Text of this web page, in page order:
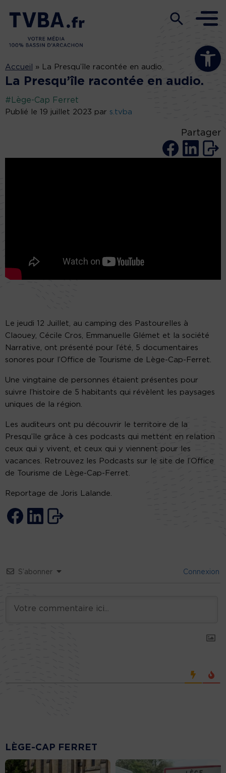
Ouvrir la
Accueil » La Presqu’île racontée en audio.
La Presqu’île racontée en audio.
#Lège-Cap Ferret
Publié le 19 juillet 2023 par s.tvba
Partager
Le jeudi 12 Juillet, au camping des Pastourelles à
Claouey, Cécile Cros, Emmanuelle Glémet et la société
Narrative, ont présenté pour l’été, 5 documentaires
sonores pour l’Office de Tourisme de Lège-Cap-Ferret.
Une vingtaine de personnes étaient présentes pour
suivre l’histoire de 5 habitants qui révèlent les paysages
uniques de la région.
Les auditeurs ont pu découvrir le territoire de la
Presqu’île grâce à ces podcasts qui mettent en relation
ceux qui y vivent, et ceux qui y viennent pour les
vacances. Retrouvez les Podcasts sur le site de l’Office
de Tourisme de Lège-Cap-Ferret.
Reportage de Joris Lalande.
S’abonner Connexion
LÈGE-CAP FERRET